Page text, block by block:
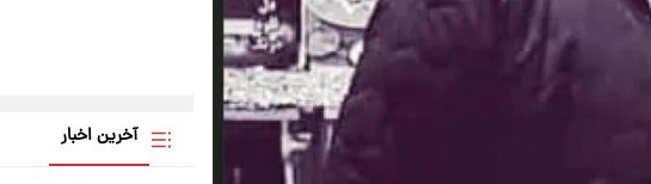
آخرین اخبار